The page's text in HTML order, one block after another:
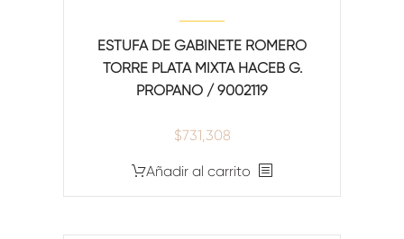
ESTUFA DE GABINETE ROMERO
TORRE PLATA MIXTA HACEB G.
PROPANO / 9002119
$731,308
Añadir al carrito